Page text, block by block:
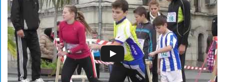
Alexandru
Echipa CSU
schimburi
de aur ale
Campionatul
podiumuri